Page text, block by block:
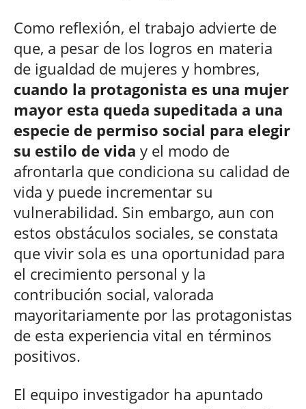
Como reflexión, el trabajo advierte de
que, a pesar de los logros en materia
de igualdad de mujeres y hombres,
cuando la protagonista es una mujer
mayor esta queda supeditada a una
especie de permiso social para elegir
su estilo de vida y el modo de
afrontarla que condiciona su calidad de
vida y puede incrementar su
vulnerabilidad. Sin embargo, aun con
estos obstáculos sociales, se constata
que vivir sola es una oportunidad para
el crecimiento personal y la
contribución social, valorada
mayoritariamente por las protagonistas
de esta experiencia vital en términos
positivos.
El equipo investigador ha apuntado